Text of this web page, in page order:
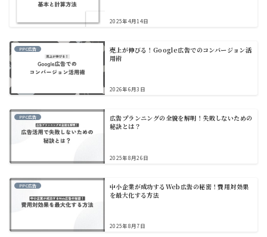
2025年4月14日
PPC広告
売上が伸びる！Google広告でのコンバージョン活
用術
2026年6月3日
PPC広告
広告プランニングの全貌を解明！失敗しないための
秘訣とは？
2025年8月26日
PPC広告
中小企業が成功するWeb広告の秘密！費用対効果
を最大化する方法
2025年8月7日